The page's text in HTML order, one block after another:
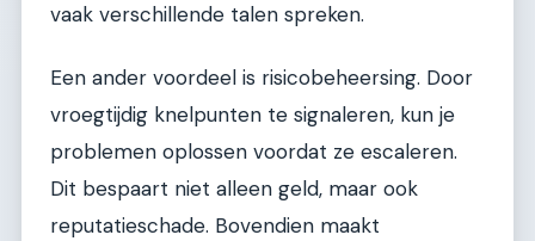
vaak verschillende talen spreken.
Een ander voordeel is risicobeheersing. Door
vroegtijdig knelpunten te signaleren, kun je
problemen oplossen voordat ze escaleren.
Dit bespaart niet alleen geld, maar ook
reputatieschade. Bovendien maakt